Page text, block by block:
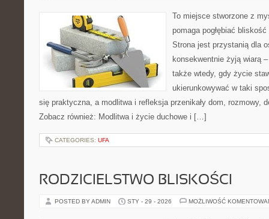
To miejsce stworzone z
pomaga pogłębiać
Strona jest przystanią dla
konsekwentnie żyją wiarą
także wtedy, gdy życie
ukierunkowywać w taki
się praktyczna, a modlitwa i refleksja przenikały dom, rozmowy,
Zobacz również: Modlitwa i życie duchowe i […]
CATEGORIES: UFA
RODZICIELSTWO BLISKOŚCI
POSTED BY ADMIN STY - 29 - 2026 MOŻLIWOŚĆ